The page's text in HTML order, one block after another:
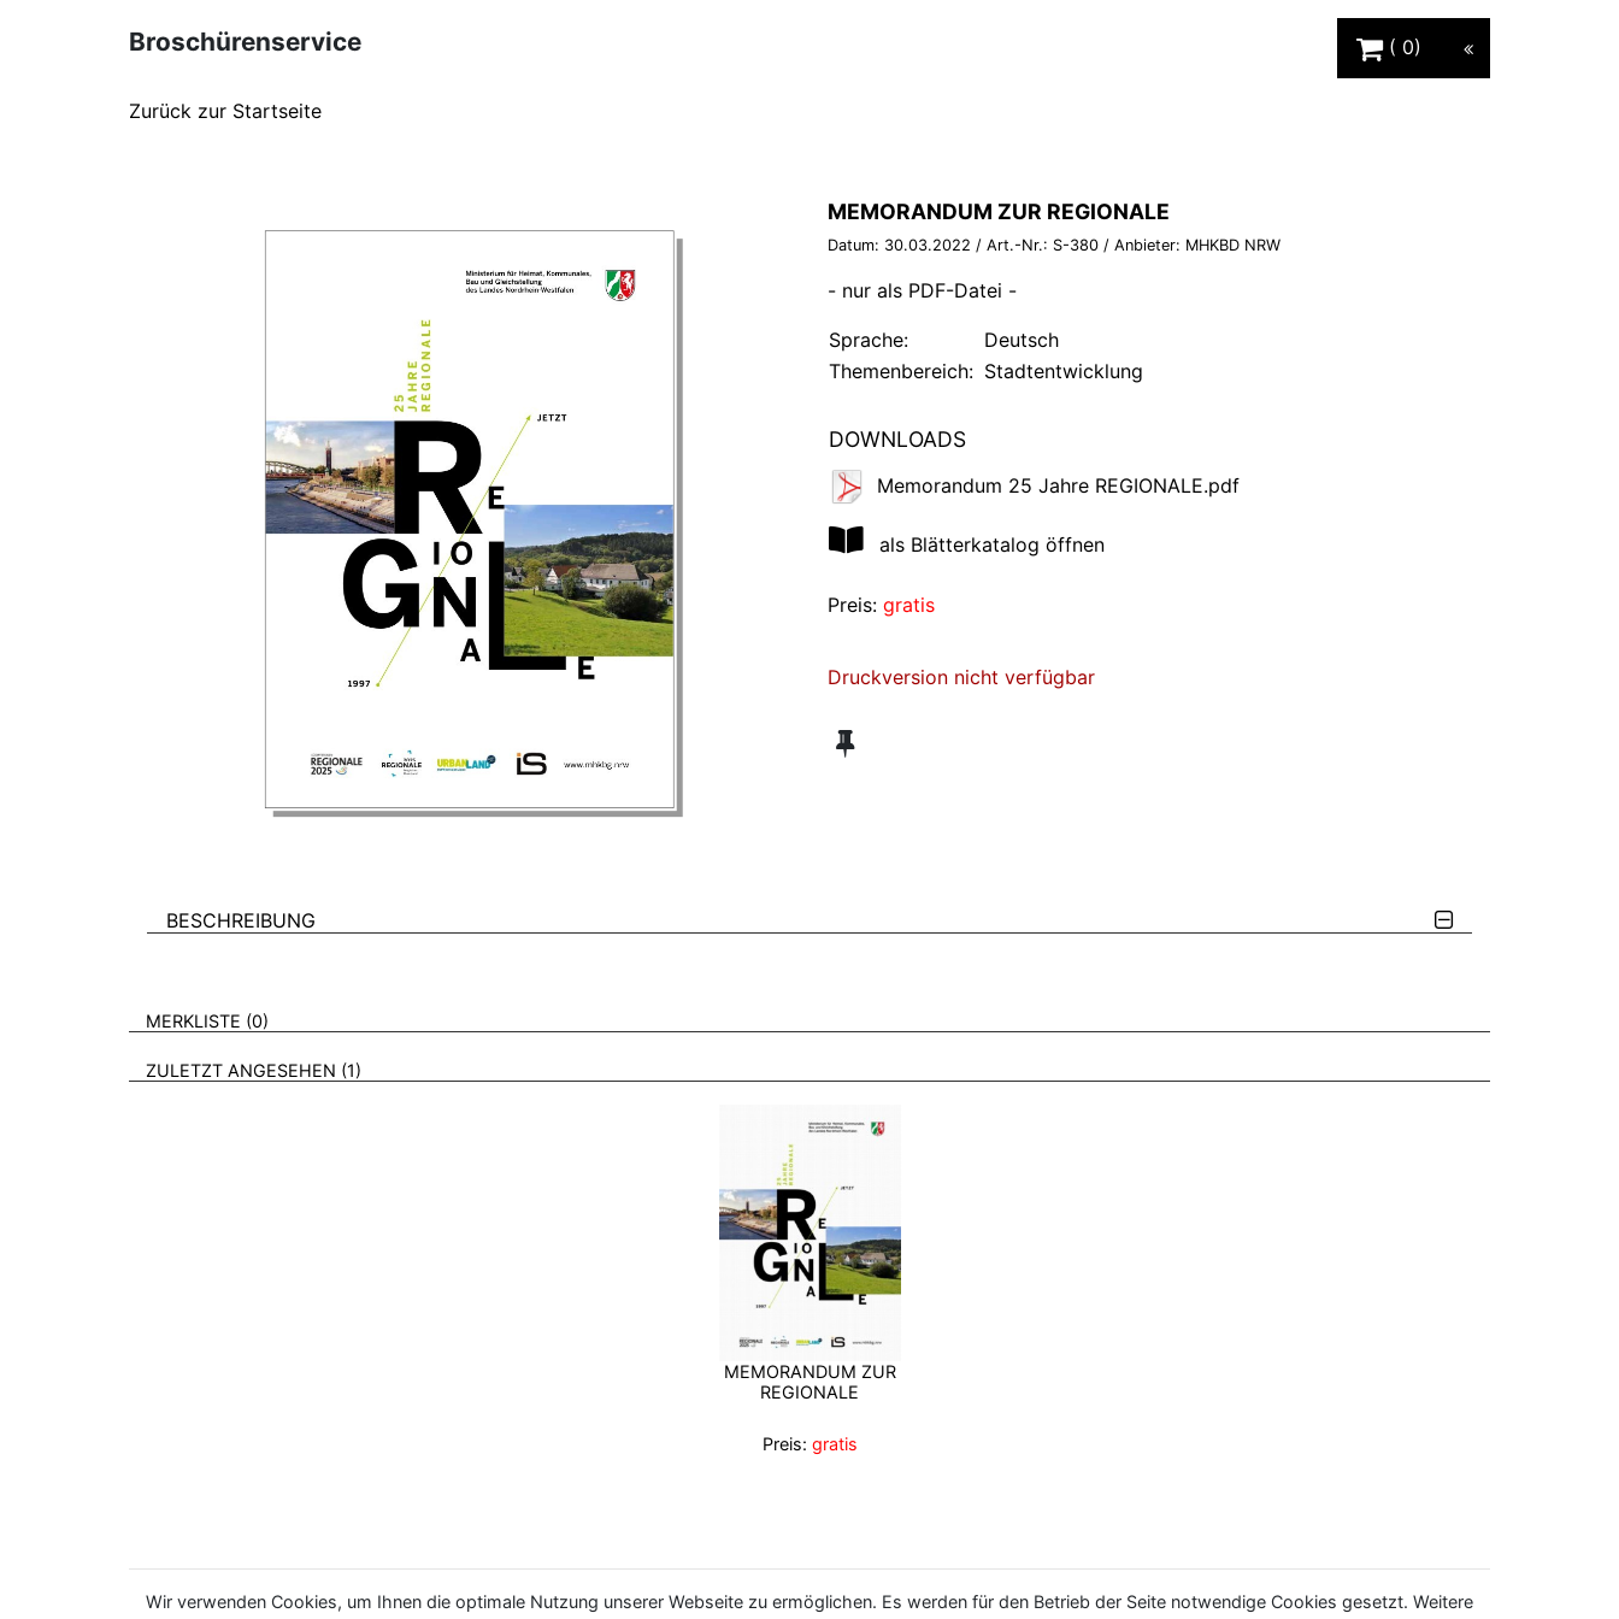
Broschürenservice
0
Zurück zur Startseite
BROSCHÜRE:
MEMORANDUM ZUR REGIONALE
Datum: 30.03.2022 / Art.-Nr.: S-380 / Anbieter: MHKBD NRW
- nur als PDF-Datei -
Sprache:
Deutsch
Themenbereich: Stadtentwicklung
DOWNLOADS
Memorandum 25 Jahre REGIONALE.pdf
als Blätterkatalog öffnen
Preis: gratis
Druckversion nicht verfügbar
BESCHREIBUNG
VERWEISE AUF VERMERKTE- ODER ZULETZT ANGESEHENE BROSCHÜREN
MERKLISTE 0
ZULETZT ANGESEHEN 1
MEMORANDUM ZUR
REGIONALE
Preis: gratis
Wir verwenden Cookies, um Ihnen die optimale Nutzung unserer Webseite zu ermöglichen. Es werden für den Betrieb der Seite notwendige Cookies gesetzt. Weitere